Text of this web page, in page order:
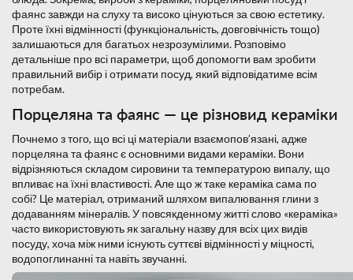
фаянс завжди на слуху та високо цінуються за свою естетику.
Проте їхні відмінності (функціональність, довговічність тощо)
залишаються для багатьох незрозумілими. Розповімо
детальніше про всі параметри, щоб допомогти вам зробити
правильний вибір і отримати посуд, який відповідатиме всім
потребам.
Порцеляна та фаянс — це різновид кераміки
Почнемо з того, що всі ці матеріали взаємопов’язані, адже
порцеляна та фаянс є основними видами кераміки. Вони
відрізняються складом сировини та температурою випалу, що
впливає на їхні властивості. Але що ж таке кераміка сама по
собі? Це матеріал, отриманий шляхом випалювання глини з
додаванням мінералів. У повсякденному житті слово «кераміка»
часто використовують як загальну назву для всіх цих видів
посуду, хоча між ними існують суттєві відмінності у міцності,
водопоглинанні та навіть звучанні.